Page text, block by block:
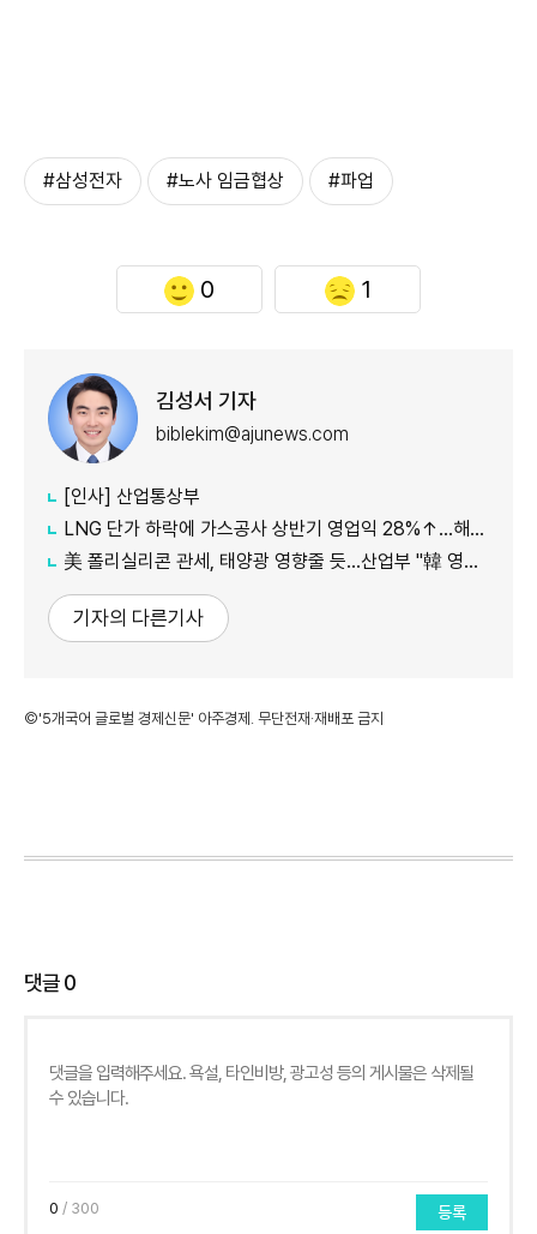
#삼성전자 #노사 임금협상 #파업
0 1
김성서 기자
biblekim@ajunews.com
[인사] 산업통상부
LNG 단가 하락에 가스공사 상반기 영업익 28%↑…해외사업 호조도 한몫
美 폴리실리콘 관세, 태양광 영향줄 듯…산업부 "韓 영향 최소화 협의"
기자의 다른기사
©'5개국어 글로벌 경제신문' 아주경제. 무단전재·재배포 금지
댓글0
0 / 300 등록